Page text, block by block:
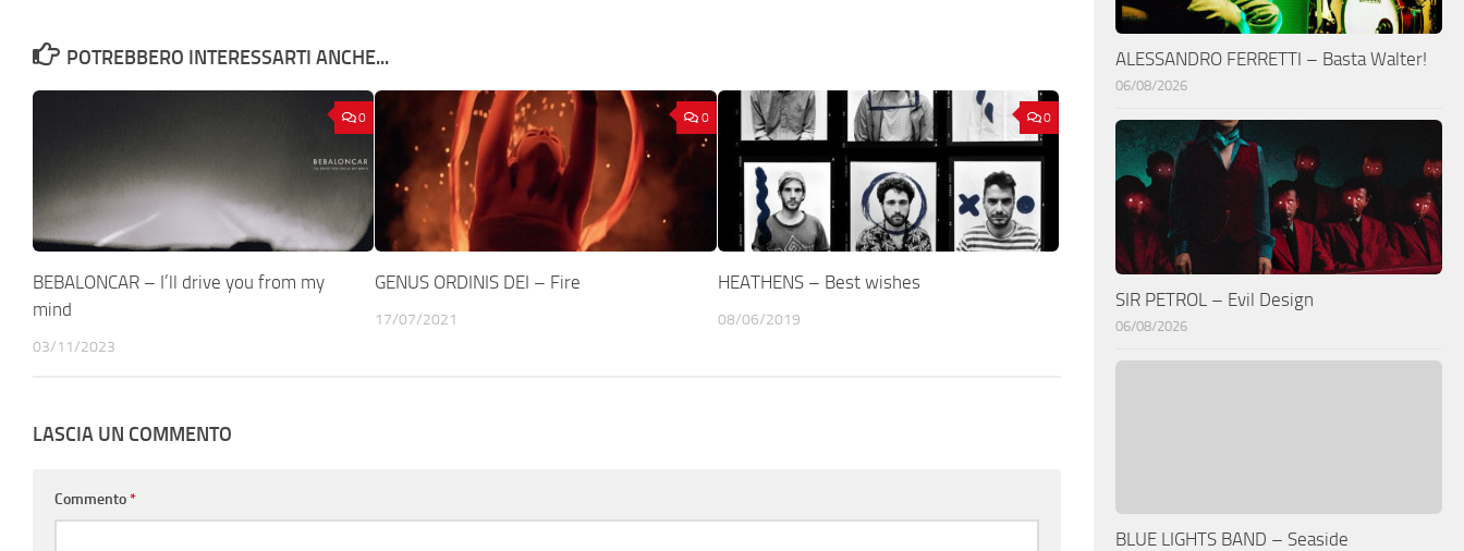
POTREBBERO INTERESSARTI ANCHE...
0
BEBALONCAR – I’ll drive you from my
mind
03/11/2023
0
GENUS ORDINIS DEI – Fire
17/07/2021
0
HEATHENS – Best wishes
08/06/2019
LASCIA UN COMMENTO
Commento*
ALESSANDRO FERRETTI – Basta Walter!
06/08/2026
SIR PETROL – Evil Design
06/08/2026
BLUE LIGHTS BAND – Seaside